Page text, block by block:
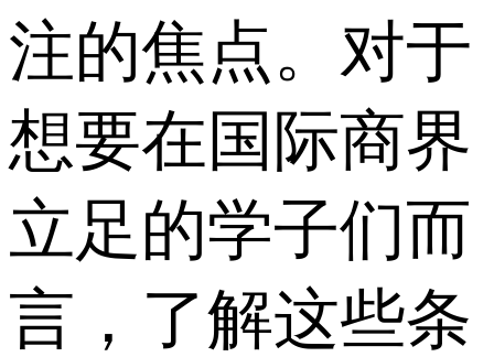
注的焦点。对于
想要在国际商界
立足的学子们而
言，了解这些条